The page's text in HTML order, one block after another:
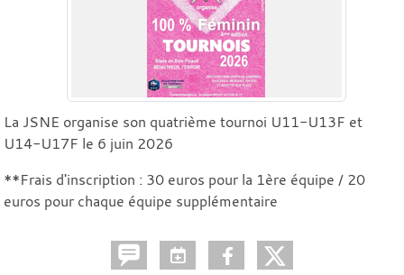
La JSNE organise son quatrième tournoi U11-U13F et
U14-U17F le 6 juin 2026
**Frais d'inscription : 30 euros pour la 1ère équipe / 20
euros pour chaque équipe supplémentaire